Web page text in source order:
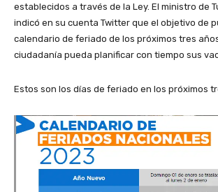
establecidos a través de la Ley. El ministro de
indicó en su cuenta Twitter que el objetivo de
calendario de feriado de los próximos tres
ciudadanía pueda planificar con tiempo sus
Estos son los días de feriado en los próximos